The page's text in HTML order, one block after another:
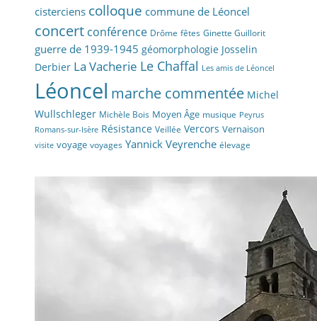
cisterciens colloque commune de Léoncel
concert conférence Drôme fêtes Ginette Guillorit
guerre de 1939-1945 géomorphologie Josselin
Derbier La Vacherie Le Chaffal Les amis de Léoncel
Léoncel marche commentée Michel
Wullschleger Michèle Bois Moyen Âge musique Peyrus
Romans-sur-Isère Résistance Veillée Vercors Vernaison
visite voyage voyages Yannick Veyrenche élevage